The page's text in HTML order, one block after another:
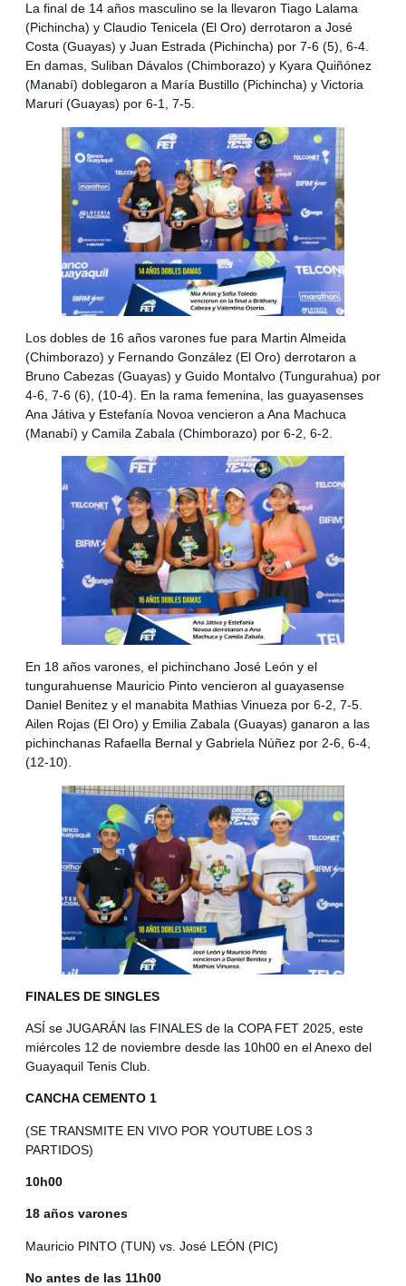
La final de 14 años masculino se la llevaron Tiago Lalama
(Pichincha) y Claudio Tenicela (El Oro) derrotaron a José
Costa (Guayas) y Juan Estrada (Pichincha) por 7-6 (5), 6-4.
En damas, Suliban Dávalos (Chimborazo) y Kyara Quiñónez
(Manabí) doblegaron a María Bustillo (Pichincha) y Victoria
Maruri (Guayas) por 6-1, 7-5.
Los dobles de 16 años varones fue para Martin Almeida
(Chimborazo) y Fernando González (El Oro) derrotaron a
Bruno Cabezas (Guayas) y Guido Montalvo (Tungurahua) por
4-6, 7-6 (6), (10-4). En la rama femenina, las guayasenses
Ana Játiva y Estefanía Novoa vencieron a Ana Machuca
(Manabí) y Camila Zabala (Chimborazo) por 6-2, 6-2.
En 18 años varones, el pichinchano José León y el
tungurahuense Mauricio Pinto vencieron al guayasense
Daniel Benitez y el manabita Mathias Vinueza por 6-2, 7-5.
Ailen Rojas (El Oro) y Emilia Zabala (Guayas) ganaron a las
pichinchanas Rafaella Bernal y Gabriela Núñez por 2-6, 6-4,
(12-10).
FINALES DE SINGLES
ASÍ se JUGARÁN las FINALES de la COPA FET 2025, este
miércoles 12 de noviembre desde las 10h00 en el Anexo del
Guayaquil Tenis Club.
CANCHA CEMENTO 1
(SE TRANSMITE EN VIVO POR YOUTUBE LOS 3
PARTIDOS)
10h00
18 años varones
Mauricio PINTO (TUN) vs. José LEÓN (PIC)
No antes de las 11h00